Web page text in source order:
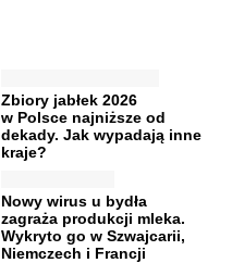
Zbiory jabłek 2026
w Polsce najniższe od
dekady. Jak wypadają inne
kraje?
Nowy wirus u bydła
zagraża produkcji mleka.
Wykryto go w Szwajcarii,
Niemczech i Francji